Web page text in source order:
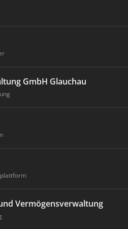
GmbH Glauchau
Vermögensverwaltung